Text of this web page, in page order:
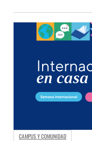
CAMPUS Y COMUNIDAD